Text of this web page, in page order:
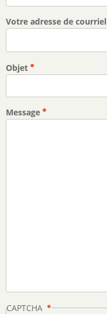
Votre adresse de courriel
Objet
Message
CAPTCHA